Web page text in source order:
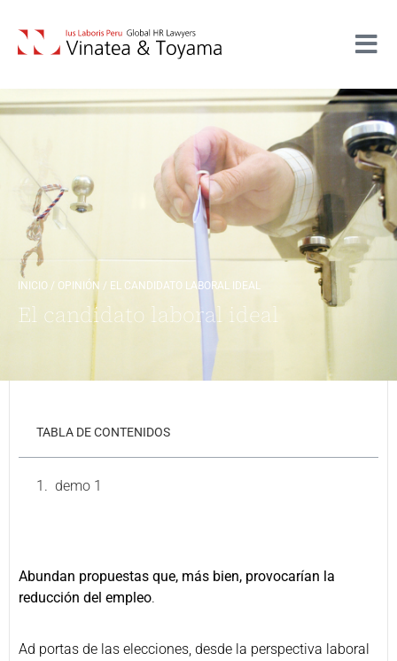
INICIO / OPINIÓN / EL CANDIDATO LABORAL IDEAL
El candidato laboral ideal
TABLA DE CONTENIDOS
demo 1
Abundan propuestas que, más bien, provocarían la
reducción del empleo.
Ad portas de las elecciones, desde la perspectiva laboral